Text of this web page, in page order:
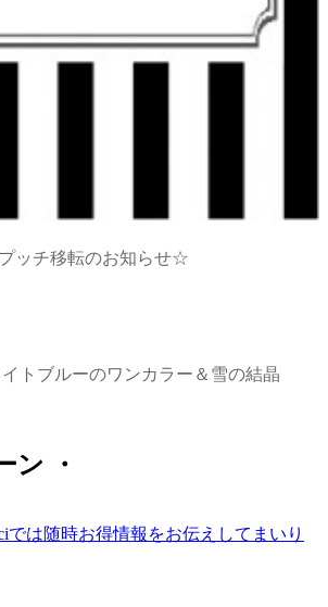
ッチ移転のお知らせ☆
トブルーのワンカラー＆雪の結晶
ン ・
では随時お得情報をお伝えしてまいり